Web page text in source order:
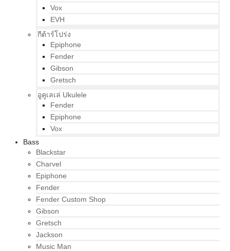
Vox
EVH
กีต้าร์โปร่ง
Epiphone
Fender
Gibson
Gretsch
อูคูเลเล่ Ukulele
Fender
Epiphone
Vox
Bass
Blackstar
Charvel
Epiphone
Fender
Fender Custom Shop
Gibson
Gretsch
Jackson
Music Man